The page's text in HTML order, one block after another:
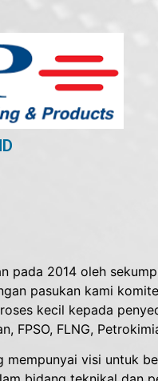
pada 2014 oleh
pasukan kami
kecil kepada
FPSO, FLNG,
mempunyai visi untuk